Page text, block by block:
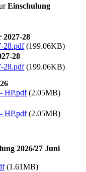
Einschulung
28
28.pdf(199.06KB)
28
28.pdf(199.06KB)
HP.pdf(2.05MB)
HP.pdf(2.05MB)
2026/27 Juni
(1.61MB)